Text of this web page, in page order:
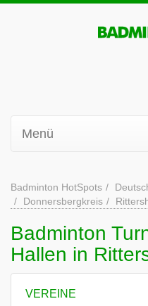
Menü
Badminton HotSpots
Donnersbergkreis
Badminton
Hallen in
VEREINE